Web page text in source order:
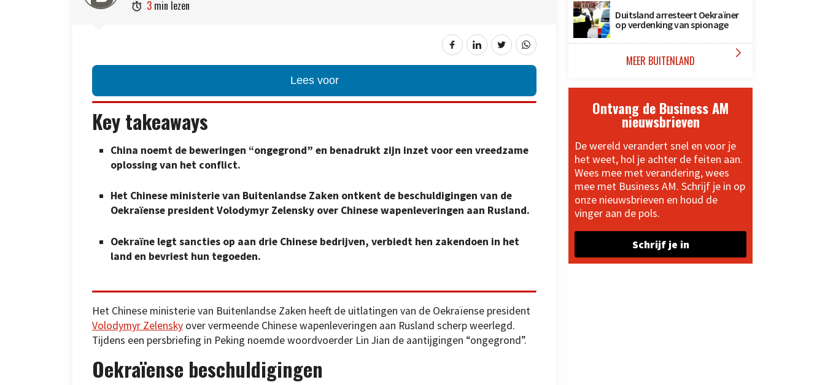
 3 min lezen
Lees voor
Key takeaways
China noemt de beweringen “ongegrond” en benadrukt zijn inzet voor een vreedzame
oplossing van het conflict.
Het Chinese ministerie van Buitenlandse Zaken ontkent de beschuldigingen van de
Oekraïense president Volodymyr Zelensky over Chinese wapenleveringen aan Rusland.
Oekraïne legt sancties op aan drie Chinese bedrijven, verbiedt hen zakendoen in het
land en bevriest hun tegoeden.
Het Chinese ministerie van Buitenlandse Zaken heeft de uitlatingen van de Oekraïense president
Volodymyr Zelensky over vermeende Chinese wapenleveringen aan Rusland scherp weerlegd.
Tijdens een persbriefing in Peking noemde woordvoerder Lin Jian de aantijgingen “ongegrond”.
Oekraïense beschuldigingen
Duitsland arresteert Oekraïner
op verdenking van spionage
MEER BUITENLAND 
Ontvang de Business AM
nieuwsbrieven
De wereld verandert snel en voor je
het weet, hol je achter de feiten aan.
Wees mee met verandering, wees
mee met Business AM. Schrijf je in op
onze nieuwsbrieven en houd de
vinger aan de pols.
Schrijf je in